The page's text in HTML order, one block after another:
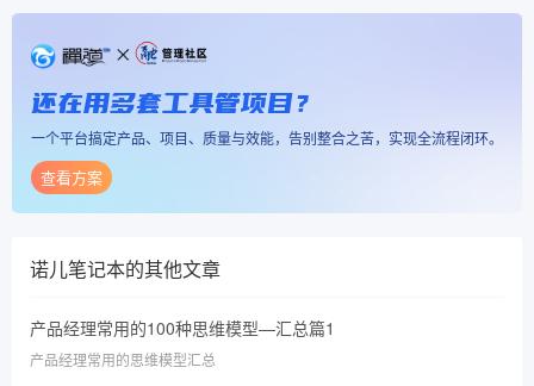
还在用多套工具管项目？
一个平台搞定产品、项目、质量与效能，告别整合之苦，实现全流程闭环。
查看方案
诺儿笔记本的其他文章
产品经理常用的100种思维模型—汇总篇1
产品经理常用的思维模型汇总